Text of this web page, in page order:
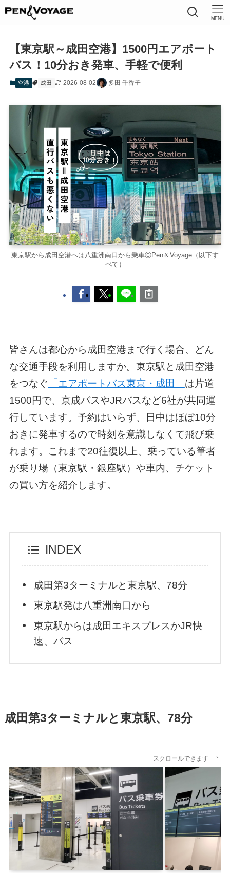
MENU
【東京駅～成田空港】1500円エアポート
バス！10分おき発車、手軽で便利
空港 成田 2026-08-02 多田 千香子
東京駅から成田空港へは八重洲南口から乗車ⒸPen＆Voyage（以下す
べて）
皆さんは都心から成田空港まで行く場合、どん
な交通手段を利用しますか。東京駅と成田空港
をつなぐ 「エアポートバス東京・成田」 は片道
1500円で、京成バスやJRバスなど6社が共同運
行しています。予約はいらず、日中はほぼ10分
おきに発車するので時刻を意識しなくて飛び乗
れます。これまで20往復以上、乗っている筆者
が乗り場（東京駅・銀座駅）や車内、チケット
の買い方を紹介します。
INDEX
成田第3ターミナルと東京駅、78分
東京駅発は八重洲南口から
東京駅からは成田エキスプレスかJR快
速、バス
成田第3ターミナルと東京駅、78分
スクロールできます